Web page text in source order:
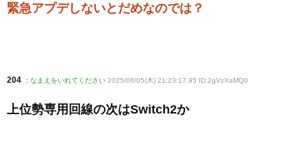
緊急アプデしないとだめなのでは？
204 : なまえをいれてください 2025/06/05(木) 21:23:17.95 ID:2gVzXaMQ0
上位勢専用回線の次はSwitch2か